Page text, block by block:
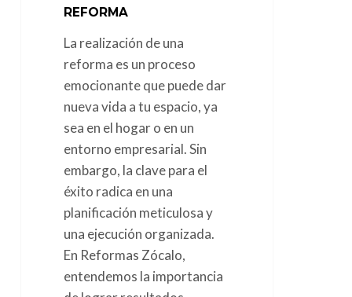
REFORMA
La realización de una
reforma es un proceso
emocionante que puede dar
nueva vida a tu espacio, ya
sea en el hogar o en un
entorno empresarial. Sin
embargo, la clave para el
éxito radica en una
planificación meticulosa y
una ejecución organizada.
En Reformas Zócalo,
entendemos la importancia